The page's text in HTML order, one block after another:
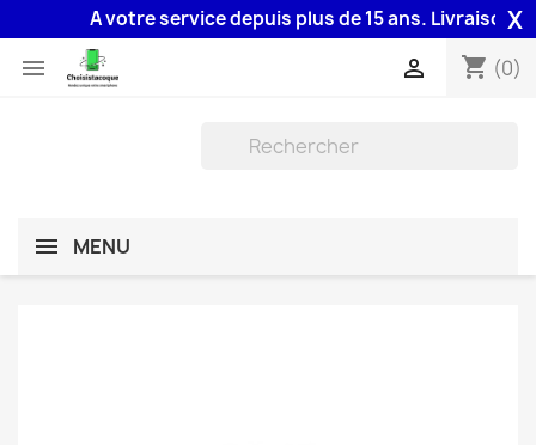
A votre service depuis plus de 15 ans. Livraison X
 shopping_cart (0)

MENU